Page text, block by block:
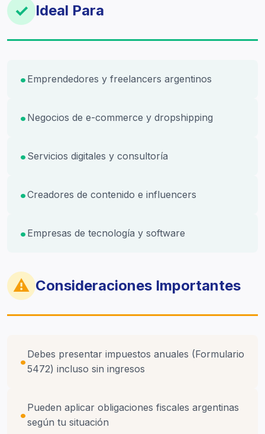
✓ Ideal Para
Emprendedores y freelancers argentinos
Negocios de e-commerce y dropshipping
Servicios digitales y consultoría
Creadores de contenido e influencers
Empresas de tecnología y software
⚠ Consideraciones Importantes
Debes presentar impuestos anuales (Formulario
5472) incluso sin ingresos
Pueden aplicar obligaciones fiscales argentinas
según tu situación